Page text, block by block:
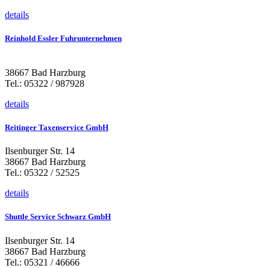
details
Reinhold Essler Fuhrunternehmen
38667 Bad Harzburg
Tel.: 05322 / 987928
details
Reitinger Taxenservice GmbH
Ilsenburger Str. 14
38667 Bad Harzburg
Tel.: 05322 / 52525
details
Shuttle Service Schwarz GmbH
Ilsenburger Str. 14
38667 Bad Harzburg
Tel.: 05321 / 46666